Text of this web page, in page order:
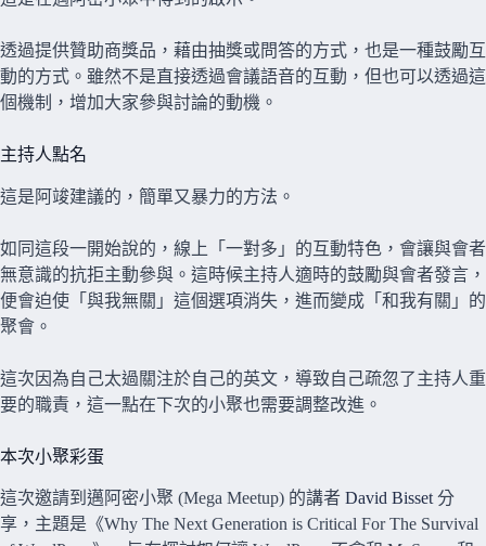
透過提供贊助商獎品，藉由抽獎或問答的方式，也是一種鼓勵互
動的方式。雖然不是直接透過會議語音的互動，但也可以透過這
個機制，增加大家參與討論的動機。
主持人點名
這是阿竣建議的，簡單又暴力的方法。
如同這段一開始說的，線上「一對多」的互動特色，會讓與會者
無意識的抗拒主動參與。這時候主持人適時的鼓勵與會者發言，
便會迫使「與我無關」這個選項消失，進而變成「和我有關」的
聚會。
這次因為自己太過關注於自己的英文，導致自己疏忽了主持人重
要的職責，這一點在下次的小聚也需要調整改進。
本次小聚彩蛋
這次邀請到邁阿密小聚 (Mega Meetup) 的講者 David Bisset分
享，主題是《Why The Next Generation is Critical For The Survival